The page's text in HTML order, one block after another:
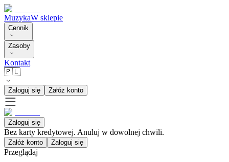
MuzykaW sklepie
Cennik
Zasoby
Kontakt
🇵🇱
Zaloguj się Załóż konto
Zaloguj się
Bez karty kredytowej. Anuluj w dowolnej chwili.
Załóż konto Zaloguj się
Przeglądaj